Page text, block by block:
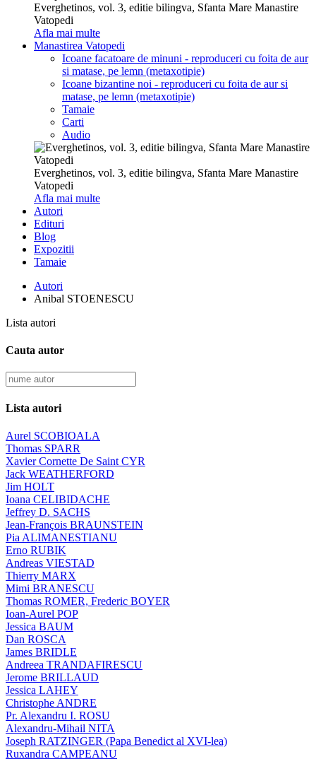
Everghetinos, vol. 3, editie bilingva, Sfanta Mare Manastire
Vatopedi
Afla mai multe
Manastirea Vatopedi
Icoane facatoare de minuni - reproduceri cu foita de aur
si matase, pe lemn (metaxotipie)
Icoane bizantine noi - reproduceri cu foita de aur si
matase, pe lemn (metaxotipie)
Tamaie
Carti
Audio
Everghetinos, vol. 3, editie bilingva, Sfanta Mare Manastire
Vatopedi
Afla mai multe
Autori
Edituri
Blog
Expozitii
Tamaie
Autori
Anibal STOENESCU
Lista autori
Cauta autor
Lista autori
Aurel SCOBIOALA
Thomas SPARR
Xavier Cornette De Saint CYR
Jack WEATHERFORD
Jim HOLT
Ioana CELIBIDACHE
Jeffrey D. SACHS
Jean-François BRAUNSTEIN
Pia ALIMANESTIANU
Erno RUBIK
Andreas VIESTAD
Thierry MARX
Mimi BRANESCU
Thomas ROMER, Frederic BOYER
Ioan-Aurel POP
Jessica BAUM
Dan ROSCA
James BRIDLE
Andreea TRANDAFIRESCU
Jerome BRILLAUD
Jessica LAHEY
Christophe ANDRE
Pr. Alexandru I. ROSU
Alexandru-Mihail NITA
Joseph RATZINGER (Papa Benedict al XVI-lea)
Ruxandra CAMPEANU